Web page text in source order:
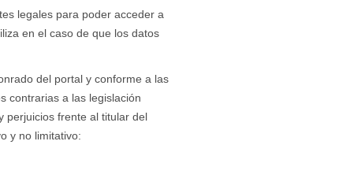
legales para poder acceder a
en el caso de que los datos
del portal y conforme a las
contrarias a las legislación
perjuicios frente al titular del
y no limitativo: